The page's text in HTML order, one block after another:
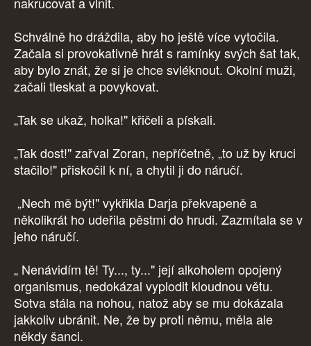
Schválně ho dráždila, aby ho ještě více vytočila.
Začala si provokativně hrát s ramínky svých šat tak,
aby bylo znát, že si je chce svléknout. Okolní muži,
začali tleskat a povykovat.
„Tak se ukaž, holka!" křičeli a pískali.
„Tak dost!" zařval Zoran, nepříčetně, „to už by kruci
stačilo!" přiskočil k ní, a chytil ji do náručí.
„Nech mě být!" vykřikla Darja překvapeně a
několikrát ho udeřila pěstmi do hrudi. Zazmítala se v
jeho náručí.
„ Nenávidím tě! Ty..., ty..." její alkoholem opojený
organismus, nedokázal vyplodit kloudnou větu.
Sotva stála na nohou, natož aby se mu dokázala
jakkoliv ubránit. Ne, že by proti němu, měla ale
někdy šanci.